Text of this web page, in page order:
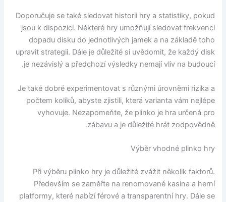
Doporučuje se také sledovat historii hry a statistiky, pokud
jsou k dispozici. Některé hry umožňují sledovat frekvenci
dopadu disku do jednotlivých jamek a na základě toho
upravit strategii. Dále je důležité si uvědomit, že každý disk
je nezávislý a předchozí výsledky nemají vliv na budoucí.
Je také dobré experimentovat s různými úrovněmi rizika a
počtem kolíků, abyste zjistili, která varianta vám nejlépe
vyhovuje. Nezapomeňte, že plinko je hra určená pro
zábavu a je důležité hrát zodpovědně.
Výběr vhodné plinko hry
Při výběru plinko hry je důležité zvážit několik faktorů.
Především se zaměřte na renomované kasina a herní
platformy, které nabízí férové a transparentní hry. Dále se